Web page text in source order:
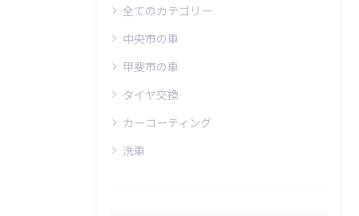
全てのカテゴリー
中央市の車
甲斐市の車
タイヤ交換
カーコーティング
洗車